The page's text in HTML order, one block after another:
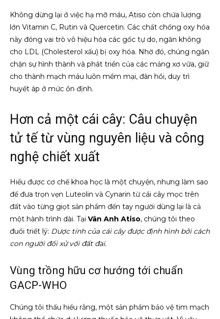
Không dừng lại ở việc hạ mỡ máu, Atiso còn chứa lượng
lớn Vitamin C, Rutin và Quercetin. Các chất chống oxy hóa
này đóng vai trò vô hiệu hóa các gốc tự do, ngăn không
cho LDL (Cholesterol xấu) bị oxy hóa. Nhờ đó, chúng ngăn
chặn sự hình thành và phát triển của các mảng xơ vữa, giữ
cho thành mạch máu luôn mềm mại, đàn hồi, duy trì
huyết áp ở mức ổn định.
Hơn cả một cái cây: Câu chuyện
tử tế từ vùng nguyên liệu và công
nghệ chiết xuất
Hiểu được cơ chế khoa học là một chuyện, nhưng làm sao
để đưa trọn vẹn Luteolin và Cynarin từ cái cây mọc trên
đất vào từng giọt sản phẩm đến tay người dùng lại là cả
một hành trình dài. Tại Vân Anh Atiso, chúng tôi theo
đuổi triết lý: Dược tính của cái cây được định hình bởi cách
con người đối xử với đất đai.
Vùng trồng hữu cơ hướng tới chuẩn
GACP-WHO
Chúng tôi thấu hiểu rằng, một sản phẩm bảo vệ tim mạch